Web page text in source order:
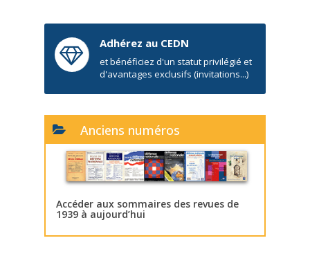
Adhérez au CEDN
et bénéficiez d'un statut privilégié et
d'avantages exclusifs (invitations...)
Anciens numéros
Accéder aux sommaires des revues de
1939 à aujourd’hui